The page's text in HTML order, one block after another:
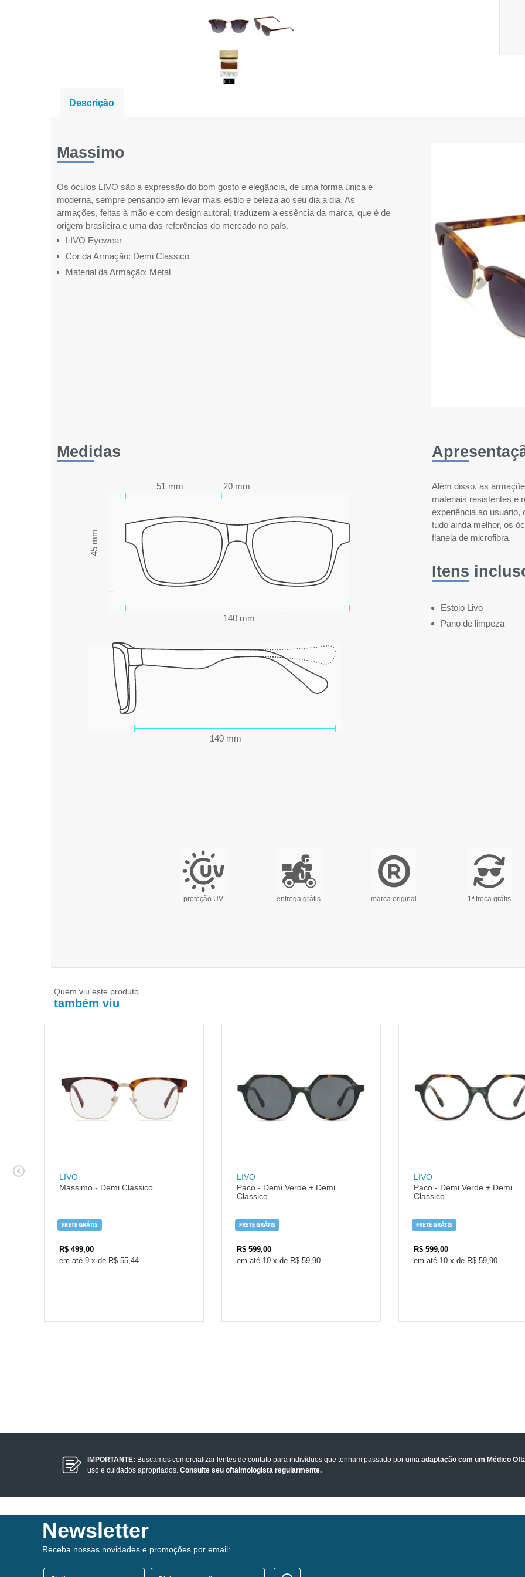
Descrição
Massimo
Os óculos LIVO são a expressão do bom gosto e elegância, de uma forma única e
moderna, sempre pensando em levar mais estilo e beleza ao seu dia a dia. As
armações, feitas à mão e com design autoral, traduzem a essência da marca, que é de
origem brasileira e uma das referências do mercado no país.
LIVO Eyewear
Cor da Armação: Demi Classico
Material da Armação: Metal
Medidas
51 mm 20 mm
45 mm
140 mm
140 mm
Além disso, as
materiais resistentes e
experiência ao usuário,
tudo ainda melhor, os
flanela de microfibra.
Itens
Estojo Livo
Pano de limpeza
proteção UV entrega grátis marca original 1ª troca grátis
Quem viu este produto
também viu
LIVO
Massimo - Demi Classico
R$ 499,00
9 x de R$ 55,44
LIVO
Paco - Demi Verde + Demi
Classico
R$ 599,00
10 x de R$ 59,90
LIVO
Paco - Demi Verde + Demi
Classico
R$ 599,00
10 x de R$ 59,90
IMPORTANTE: Buscamos comercializar lentes de contato para indivíduos que tenham passado por uma adaptação com um Médico
uso e cuidados apropriados. Consulte seu oftalmologista regularmente.
Newsletter
Receba nossas novidades e promoções por email: